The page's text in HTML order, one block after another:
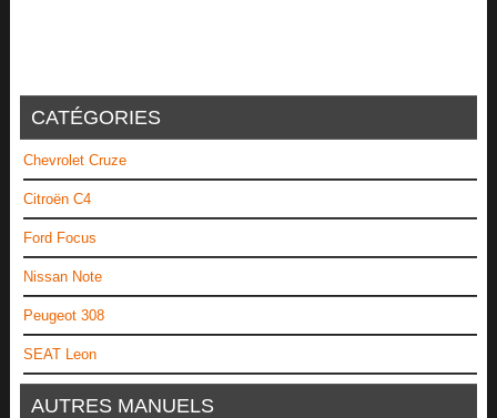
CATÉGORIES
Chevrolet Cruze
Citroën C4
Ford Focus
Nissan Note
Peugeot 308
SEAT Leon
AUTRES MANUELS